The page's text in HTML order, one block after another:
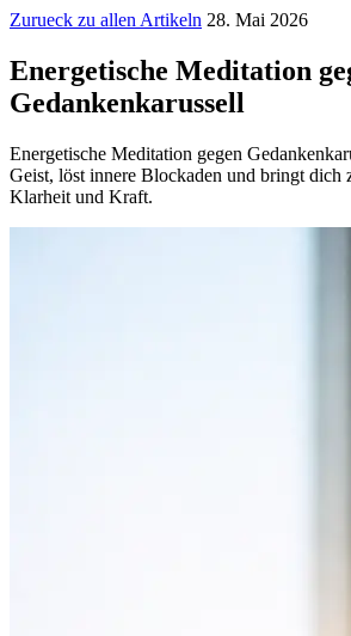
Zurueck zu allen Artikeln 28. Mai 2026
Energetische Meditation
Gedankenkarussell
Energetische Meditation gegen
Geist, löst innere Blockaden und bringt dich
Klarheit und Kraft.